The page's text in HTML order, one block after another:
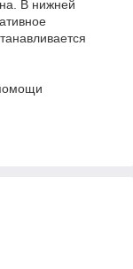
В нижней